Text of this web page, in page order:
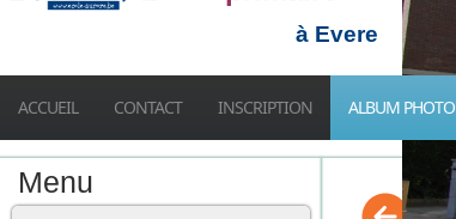
à Evere
ACCUEIL CONTACT INSCRIPTION ALBUM PHOTO
Menu